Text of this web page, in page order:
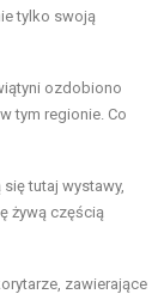
tylko swoją
ozdobiono
tym regionie. Co
się tutaj wystawy,
żywą częścią
zawierające